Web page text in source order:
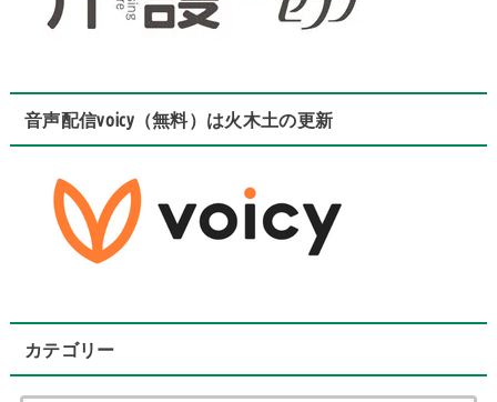
音声配信voicy（無料）は火木土の更新
カテゴリー